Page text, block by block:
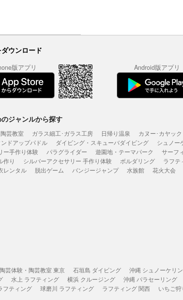
ウンロード
版アプリ Android版アプリ
ジャンルから探す
芸教室 ガラス細工･ガラス工房 日帰り温泉
カヌー･カヤック
ドアップパドル
ダイビング・スキューバダイビング
シュノー
ー手作り体験
パラグライダー 遊園地・テーマパーク
サーフ
作り
シルバーアクセサリー 手作り体験 ボルダリング
ラフテ
レンタル
脱出ゲーム バンジージャンプ 水族館 花火大会
陶芸体験・陶芸教室 東京 石垣島 ダイビング
沖縄 シュノーケリ
水上 ラフティング 横浜 クルージング
沖縄 パラセーリング
フティング 球磨川 ラフティング ラフティング 関西
いちご